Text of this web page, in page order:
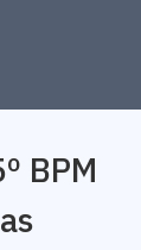
BPM